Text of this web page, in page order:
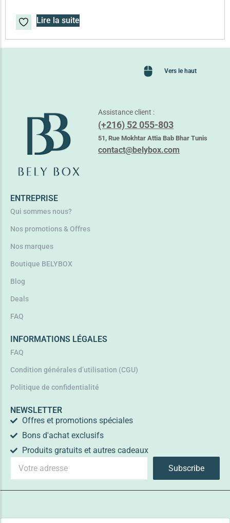
Lire la suite
Vers le haut
Assistance client :
(+216) 52 055-803
51, Rue Mokhtar Attia Bab Bhar Tunis
contact@belybox.com
ENTREPRISE
Qui sommes nous?
Nos promotions & Offres
Nos marques
Boutique BELYBOX
Blog
Deals
FAQ
INFORMATIONS LÉGALES
FAQ
Condition générales d’utilisation (CGU)
Politique de confidentialité
NEWSLETTER
Offres et promotions spéciales
Bons d'achat exclusifs
Produits gratuits et autres cadeaux
Subscribe